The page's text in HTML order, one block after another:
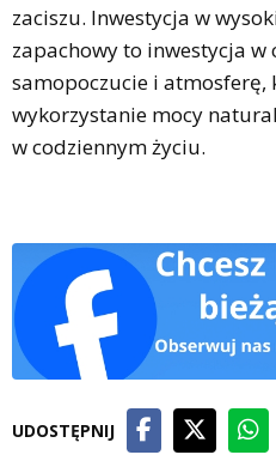
zaciszu. Inwestycja w
zapachowy to inwestycja w
samopoczucie i atmosferę,
wykorzystanie mocy
w codziennym życiu.
UDOSTĘPNIJ